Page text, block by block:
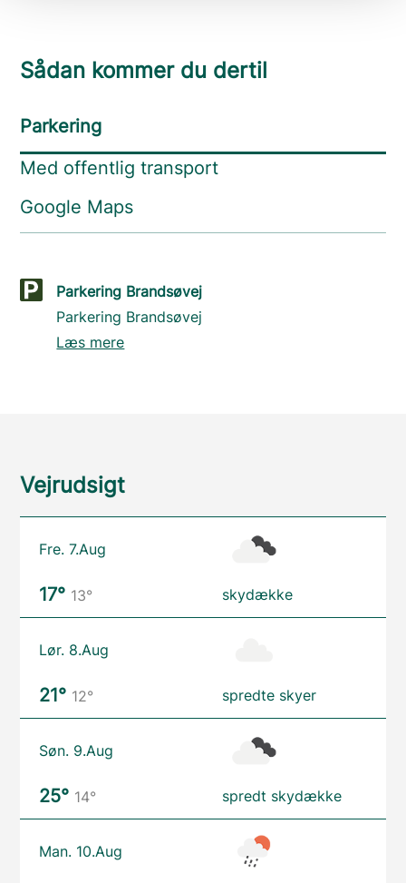
Sådan kommer du dertil
Parkering
Med offentlig transport
Google Maps
Parkering Brandsøvej
Parkering Brandsøvej
Læs mere
Vejrudsigt
Fre. 7.Aug
17° 13° skydække
Lør. 8.Aug
21° 12° spredte skyer
Søn. 9.Aug
25° 14° spredt skydække
Man. 10.Aug